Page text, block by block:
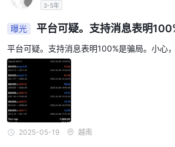
设备上使用，提供无缝和多功能的交易体验。
式访问 MT5：桌面
计算机，提供功能丰富
表工具、技术指标以及通过专家顾问 (EA) 进
外，MT5平台兼容苹果设备，迎合需要可靠
Apple 用户。
对于忙碌的交易者来说， FXLINK两者均提供
Android
设备，使他们能够随时随地进行交
市场。 MT5移动应用程序具有用户友好的界面
键下单功能，确保在智能手机和平板电脑上提
验。
3-5年
曝光
平台可疑。支持消息表明
平台可疑。支持消息表明100%是骗局。小心，
2025-05-19 越南